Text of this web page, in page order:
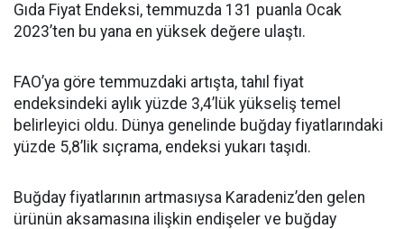
Gıda Fiyat Endeksi, temmuzda 131 puanla Ocak
2023’ten bu yana en yüksek değere ulaştı.
FAO’ya göre temmuzdaki artışta, tahıl fiyat
endeksindeki aylık yüzde 3,4’lük yükseliş temel
belirleyici oldu. Dünya genelinde buğday fiyatlarındaki
yüzde 5,8’lik sıçrama, endeksi yukarı taşıdı.
Buğday fiyatlarının artmasıysa Karadeniz’den gelen
ürünün aksamasına ilişkin endişeler ve buğday